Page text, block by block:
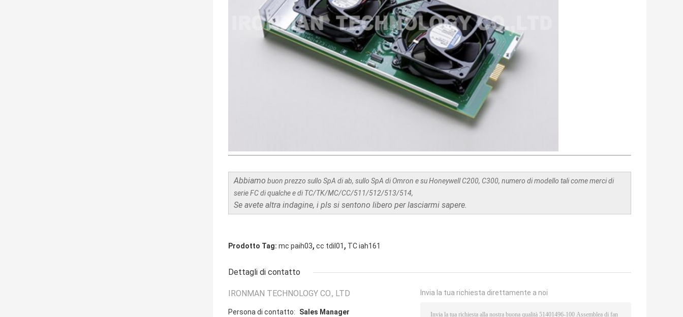
Abbiamo buon prezzo sullo SpA di ab, sullo SpA di Omron e su Honeywell C200, C300, numero di modello tali come merci di
serie FC di qualche e di TC/TK/MC/CC/511/512/513/514,
Se avete altra indagine, i pls si sentono libero per lasciarmi sapere.
Prodotto Tag: mc paih03, cc tdil01 , TC iah161
Dettagli di contatto
IRONMAN TECHNOLOGY CO., LTD
Persona di contatto:
Sales Manager
Invia la tua richiesta direttamente a noi